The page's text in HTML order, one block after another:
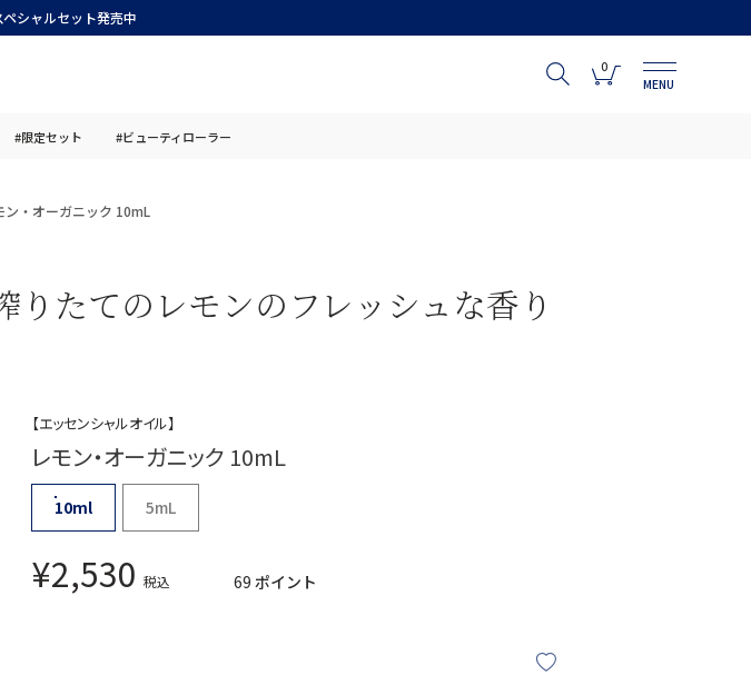
シャルセット発売中
0
MENU
#限定セット #ビューティローラー
ン・オーガニック 10mL
たてのレモンのフレッシュな香り
【エッセンシャルオイル】
レモン・オーガニック 10mL
10ml 5mL
¥2,530 税込 69 ポイント